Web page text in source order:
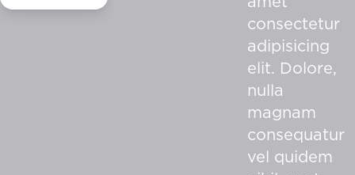
consectetur
adipisicing
elit. Dolore,
nulla
magnam
consequatur
vel quidem